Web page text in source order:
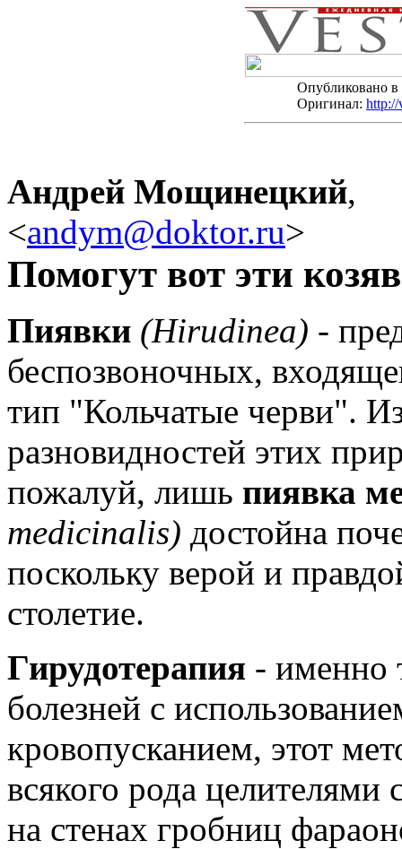
Опубликовано в
Оригинал: http://
Андрей Мощинецкий,
<andym@doktor.ru>
Помогут вот эти
Пиявки (Hirudinea) -
беспозвоночных,
тип "Кольчатые черви".
разновидностей этих
пожалуй, лишь пиявка
medicinalis) достойна
поскольку верой и
столетие.
Гирудотерапия - именно
болезней с
кровопусканием, этот
всякого рода
на стенах гробниц